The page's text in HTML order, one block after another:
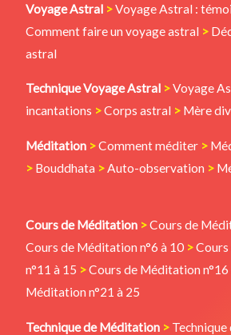
Voyage Astral >Voyage Astral :
Comment faire un voyage astral >
astral
Technique Voyage Astral >Voyage
incantations >Corps astral > Mère
Méditation >Comment méditer >
> Bouddhata >Auto-observation >
Cours de Méditation >Cours de
Cours de Méditation n°6 à 10 >
n°11 à 15 >Cours de Méditation n°16
Méditation n°21 à 25
Technique de Méditation >